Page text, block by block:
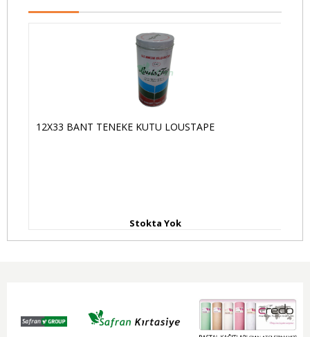
12X33 BANT TENEKE KUTU LOUSTAPE
Stokta Yok